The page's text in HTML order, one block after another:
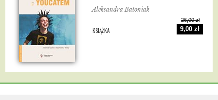
Aleksandra Bałoniak
KSIĄŻKA
26,00 zł
9,00 zł